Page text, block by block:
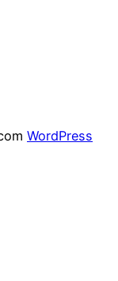
WordPress